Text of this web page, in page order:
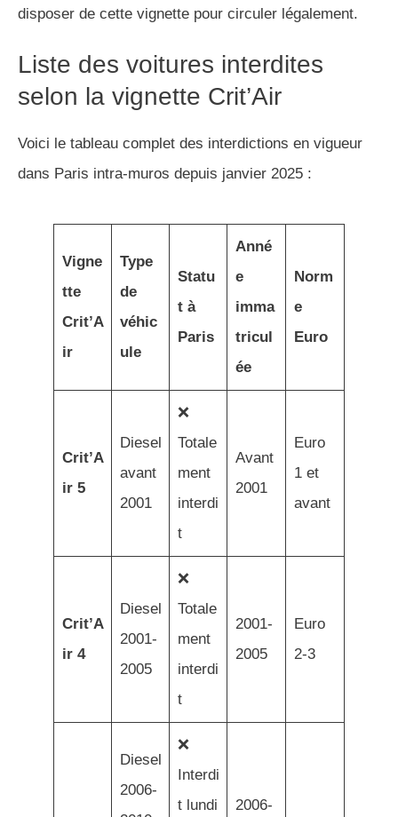
disposer de cette vignette pour circuler légalement.
Liste des voitures interdites
selon la vignette Crit’Air
Voici le tableau complet des interdictions en vigueur
dans Paris intra-muros depuis janvier 2025 :
Vigne
tte
Crit’A
ir
Type
de
véhic
ule
Statu
t à
Paris
Anné
e
imma
tricul
ée
Norm
e
Euro
Crit’A
ir 5
Diesel
avant
2001
❌
Totale
ment
interdi
t
Avant
2001
Euro
1 et
avant
Crit’A
ir 4
Diesel
2001-
2005
❌
Totale
ment
interdi
t
2001-
2005
Euro
2-3
Diesel
2006-
❌
Interdi
t lundi
2006-